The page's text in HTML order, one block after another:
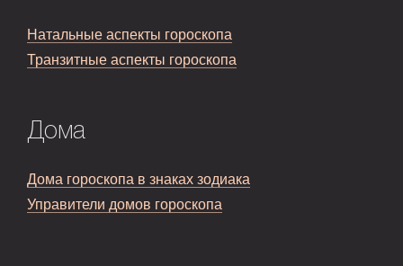
Натальные аспекты гороскопа
Транзитные аспекты гороскопа
Дома
Дома гороскопа в знаках зодиака
Управители домов гороскопа